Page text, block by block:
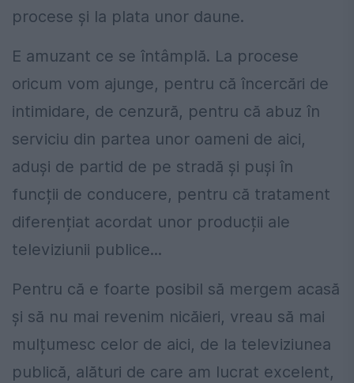
procese și la plata unor daune.
E amuzant ce se întâmplă. La procese
oricum vom ajunge, pentru că încercări de
intimidare, de cenzură, pentru că abuz în
serviciu din partea unor oameni de aici,
aduși de partid de pe stradă și puși în
funcții de conducere, pentru că tratament
diferențiat acordat unor producții ale
televiziunii publice...
Pentru că e foarte posibil să mergem acasă
și să nu mai revenim nicăieri, vreau să mai
mulțumesc celor de aici, de la televiziunea
publică, alături de care am lucrat excelent,